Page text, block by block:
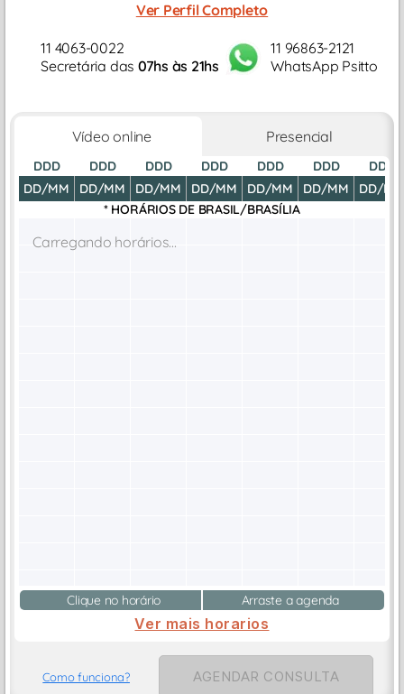
amenização de sofrimento psicológico.
Ver Perfil Completo
11 4063-0022
Secretária das 07hs às 21hs
11 96863-2121
WhatsApp Psitto
Vídeo online Presencial
DDD
DD/MM
DDD
DD/MM
DDD
DD/MM
DDD
DD/MM
DDD
DD/MM
DDD
DD/MM
DDD
DD/MM
* HORÁRIOS DE BRASIL/BRASÍLIA
Carregando horários...
Clique no horário Arraste a agenda
Ver mais horarios
Como funciona? AGENDAR CONSULTA